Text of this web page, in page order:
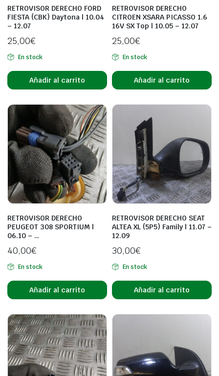
RETROVISOR DERECHO FORD
FIESTA (CBK) Daytona | 10.04
– 12.07
25,00€
En stock
Añadir al carrito
RETROVISOR DERECHO
CITROEN XSARA PICASSO 1.6
16V SX Top | 10.05 – 12.07
25,00€
En stock
Añadir al carrito
RETROVISOR DERECHO
PEUGEOT 308 SPORTIUM |
06.10 – …
40,00€
En stock
Añadir al carrito
RETROVISOR DERECHO SEAT
ALTEA XL (5P5) Family | 11.07 –
12.09
30,00€
En stock
Añadir al carrito